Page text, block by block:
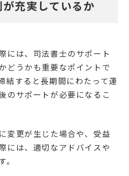
充実しているか
には、司法書士のサポート
どうかも重要なポイントで
結すると長期間にわたって運
のサポートが必要になるこ
変更が生じた場合や、受益
には、適切なアドバイスや
。